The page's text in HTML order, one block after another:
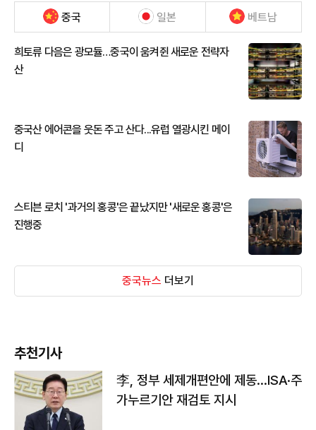
중국 일본 베트남
희토류 다음은 광모듈…중국이 움켜쥔 새로운 전략자
산
중국산 에어콘을 웃돈 주고 산다...유럽 열광시킨 메이
디
스티븐 로치 '과거의 홍콩'은 끝났지만 '새로운 홍콩'은
진행중
중국뉴스 더보기
추천기사
李, 정부 세제개편안에 제동…ISA·주
가누르기안 재검토 지시